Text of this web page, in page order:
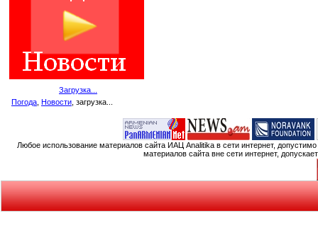
Загрузка...
Погода Новости , загрузка...
Любое использование материалов сайта ИАЦ Analitika в сети интернет,
материалов сайта вне сети интернет,